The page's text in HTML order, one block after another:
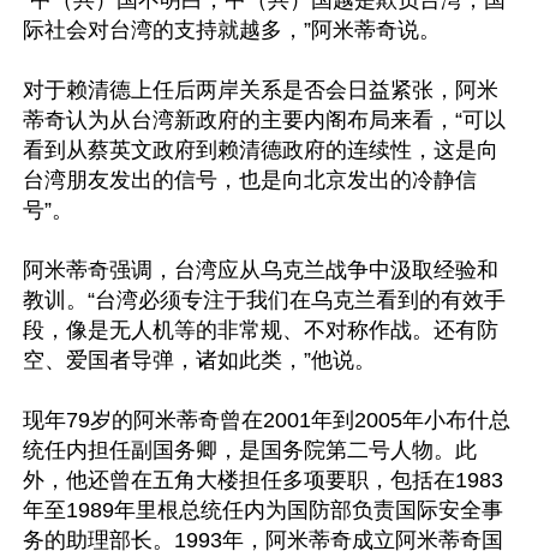
际社会对台湾的支持就越多，”阿米蒂奇说。
对于赖清德上任后两岸关系是否会日益紧张，阿米
蒂奇认为从台湾新政府的主要内阁布局来看，“可以
看到从蔡英文政府到赖清德政府的连续性，这是向
台湾朋友发出的信号，也是向北京发出的冷静信
号”。
阿米蒂奇强调，台湾应从乌克兰战争中汲取经验和
教训。“台湾必须专注于我们在乌克兰看到的有效手
段，像是无人机等的非常规、不对称作战。还有防
空、爱国者导弹，诸如此类，”他说。
现年79岁的阿米蒂奇曾在2001年到2005年小布什总
统任内担任副国务卿，是国务院第二号人物。此
外，他还曾在五角大楼担任多项要职，包括在1983
年至1989年里根总统任内为国防部负责国际安全事
务的助理部长。1993年，阿米蒂奇成立阿米蒂奇国